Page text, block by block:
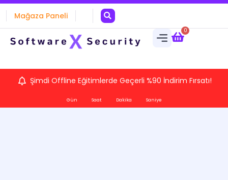
Mağaza Paneli
0
Şimdi Offline Eğitimlerde Geçerli %90 İndirim Fırsatı!
Gün Saat Dakika Saniye